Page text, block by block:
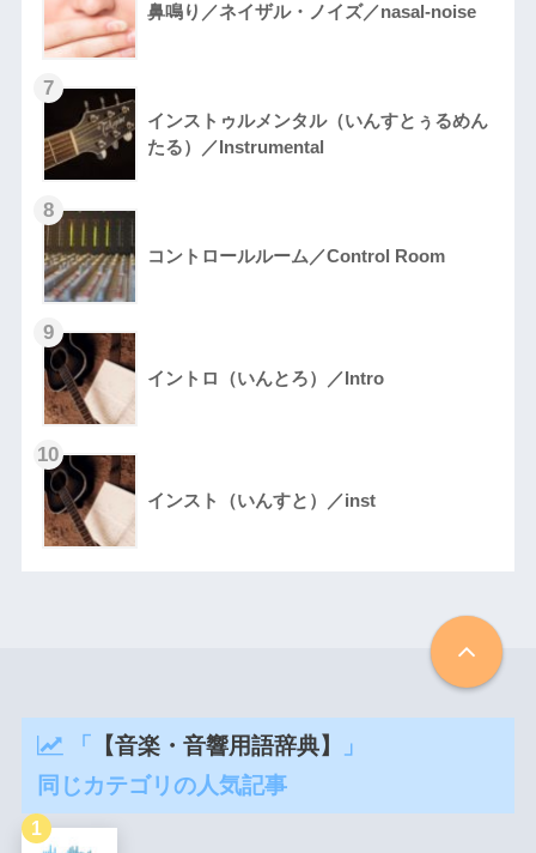
鼻鳴り／ネイザル・ノイズ／nasal-noise
インストゥルメンタル（いんすとぅるめん
たる）／Instrumental
コントロールルーム／Control Room
イントロ（いんとろ）／Intro
インスト（いんすと）／inst
「 【音楽・音響用語辞典】
」
同じカテゴリの人気記事